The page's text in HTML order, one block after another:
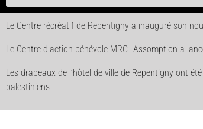
Le Centre récréatif de Repentigny a inauguré son
Le Centre d’action bénévole MRC l’Assomption a
Les drapeaux de l’hôtel de ville de Repentigny ont
palestiniens.